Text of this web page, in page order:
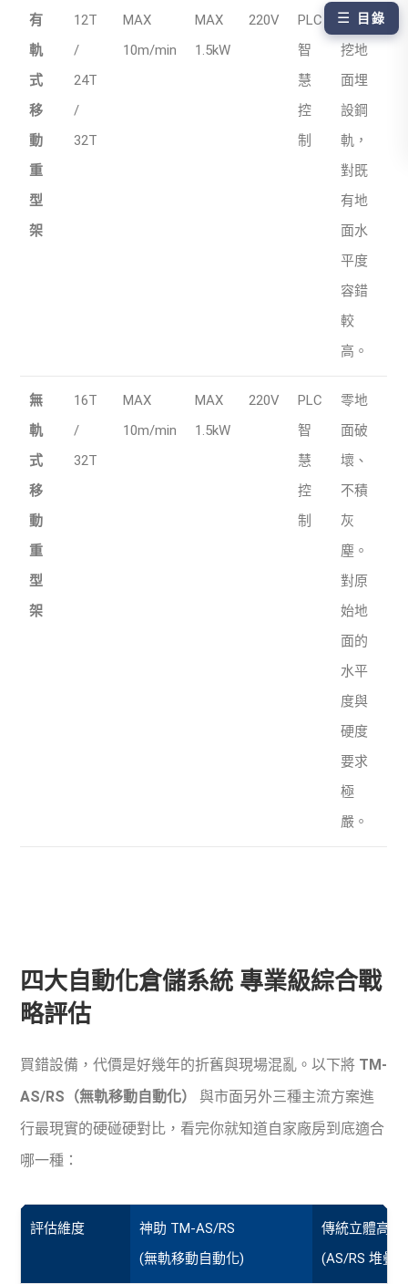
☰ 目錄
有
軌
式
移
動
重
型
架
12T
/
24T
/
32T
MAX
10m/min
MAX
1.5kW
220V
PLC
智
慧
控
制
需開
挖地
面埋
設鋼
軌，
對既
有地
面水
平度
容錯
較
高。
無
軌
式
移
動
重
型
架
16T
/
32T
MAX
10m/min
MAX
1.5kW
220V
PLC
智
慧
控
制
零地
面破
壞、
不積
灰
塵。
對原
始地
面的
水平
度與
硬度
要求
極
嚴。
四大自動化倉儲系統 專業級綜合戰
略評估
買錯設備，代價是好幾年的折舊與現場混亂。以下將 TM-
AS/RS（無軌移動自動化）
與市面另外三種主流方案進
行最現實的硬碰硬對比，看完你就知道自家廠房到底適合
哪一種：
評估維度
神助 TM-AS/RS
(無軌移動自動化)
傳統立體高架
(AS/RS 堆疊